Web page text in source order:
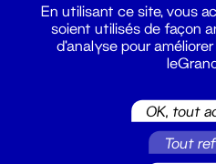
En utilisant ce site, vous
soient utilisés de façon
d'analyse pour
OK, tout
Tout